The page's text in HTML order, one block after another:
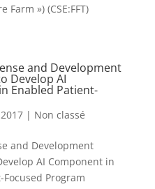
Farm ») (CSE:FFT)
and Development
Develop AI
Enabled Patient-
| Non classé
and Development
AI Component in
Program